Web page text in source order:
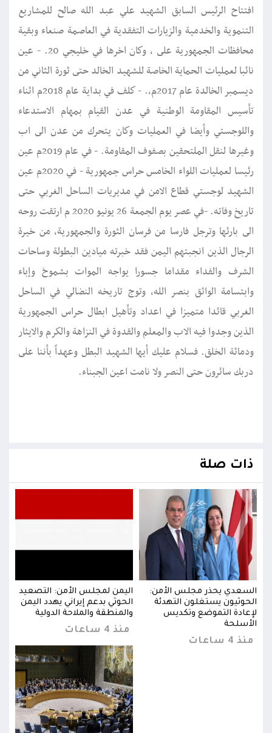
افتتاح الرئيس السابق الشهيد علي عبد الله صالح للمشاريع
التنموية والخدمية والزيارات التفقدية في العاصمة صنعاء وبقية
محافظات الجمهورية على ، وكان اخرها في خليجي 20. - عين
نائبا لعمليات الحماية الخاصة للشهيد الخالد حتى ثورة الثاني من
ديسمبر الخالدة عام 2017م،. - كلف في بداية عام 2018م اثناء
تأسيس المقاومة الوطنية في عدن القيام بمهام الاستدعاء
واللوجستي وأيضا في العمليات وكان يتحرك من عدن الى اب
وغيرها لنقل الملتحقين بصفوف المقاومة. - في عام 2019م عين
رئيسا لعمليات اللواء الخامس حراس جمهورية - في 2020م عين
الشهيد لوجستي قطاع الامن في مديريات الساحل الغربي حتى
تاريخ وفاته. -في عصر يوم الجمعة 26 يونيو 2020 م ارتقت روحه
الى بارئها وترجل فارسا من فرسان الثورة والجمهورية، من خيرة
الرجال الذين انجبتهم اليمن فقد خبرته ميادين البطولة وساحات
الشرف والفداء مقداما جسورا يواجه الموات بشموخ وإباء
وابتسامة الواثق بنصر الله، وتوج تاريخه النضالي في الساحل
الغربي قائدا متميزا في اعداد وتأهيل ابطال حراس الجمهورية
الذين وجدوا فيه الاب والمعلم والقدوة في النزاهة والكرم والايثار
ودماثة الخلق. فسلام عليك أيها الشهيد البطل وعهداً بأننا على
دربك سائرون حتى النصر ولا نامت اعين الجبناء.
ذات صلة
السعدي يحذر مجلس الأمن:
الحوثيون يستغلون التهدئة
لإعادة التموضع وتكديس
الأسلحة
منذ 4 ساعات
اليمن لمجلس الأمن: التصعيد
الحوثي بدعم إيراني يهدد اليمن
والمنطقة والملاحة الدولية
منذ 4 ساعات